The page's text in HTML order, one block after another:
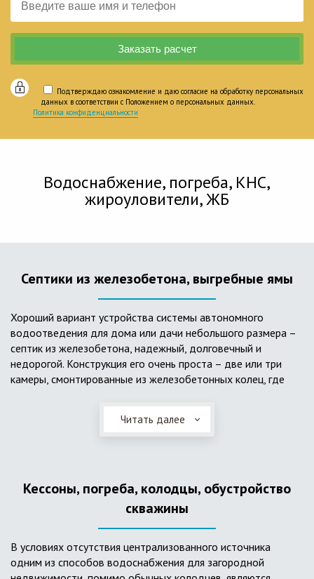
Подтверждаю ознакомление и даю согласие на обработку персональных
данных в соответствии с Положением о персональных данных.
Политика конфиденциальности
Водоснабжение, погреба, КНС,
жироуловители, ЖБ
Септики из железобетона, выгребные ямы
Хороший вариант устройства системы автономного
водоотведения для дома или дачи небольшого размера –
септик из железобетона, надежный, долговечный и
недорогой. Конструкция его очень проста – две или три
камеры, смонтированные из железобетонных колец, где
слой дренажа, устроенный из щебня и песка. Для септика
требуется только очищение через определенное время
большую прочность по сравнению с пластиковыми
Читать далее
Кессоны, погреба, колодцы, обустройство
скважины
В условиях отсутствия централизованного источника
одним из способов водоснабжения для загородной